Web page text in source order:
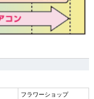
フラワーショップ